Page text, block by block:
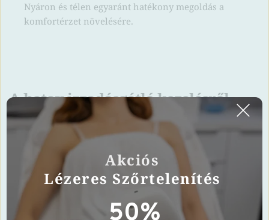
Nyáron és télen egyaránt hatékony megoldás a
komfortérzet növelésére.
A botox izzadásgátló kezelésről
A kezelés célzottan blokkolja a verejtékmirigyek idegi
jeleit, így csökkentve az izzadás mértékét a kezelt
területeken.
Akciós
Lézeres Szőrtelenítés
50%